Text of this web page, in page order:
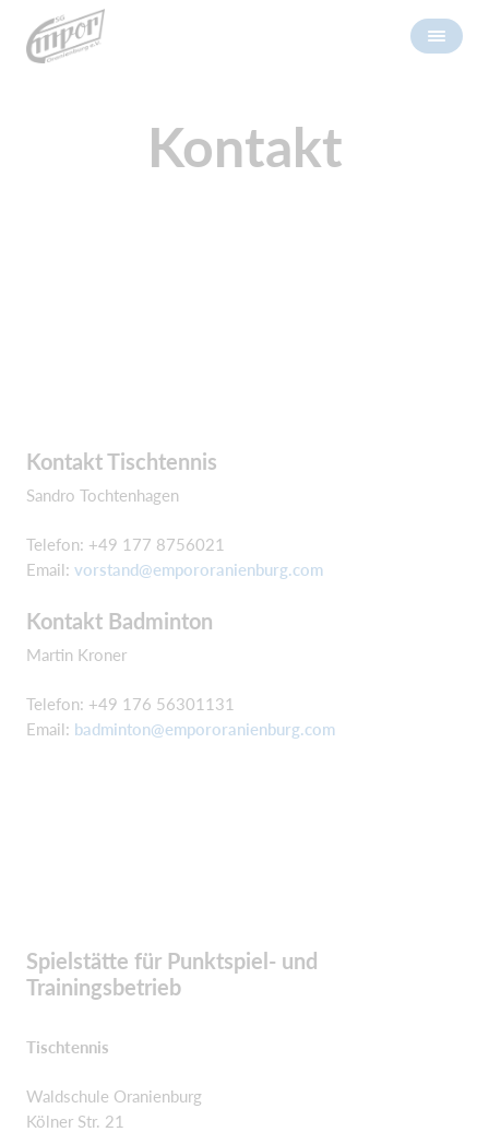
Kontakt
Kontakt Tischtennis
Sandro Tochtenhagen
Telefon: +49 177 8756021
Email: vorstand@empororanienburg.com
Kontakt Badminton
Martin Kroner
Telefon: +49 176 56301131
Email: badminton@empororanienburg.com
Spielstätte für Punktspiel- und
Trainingsbetrieb
Tischtennis
Waldschule Oranienburg
Kölner Str. 21